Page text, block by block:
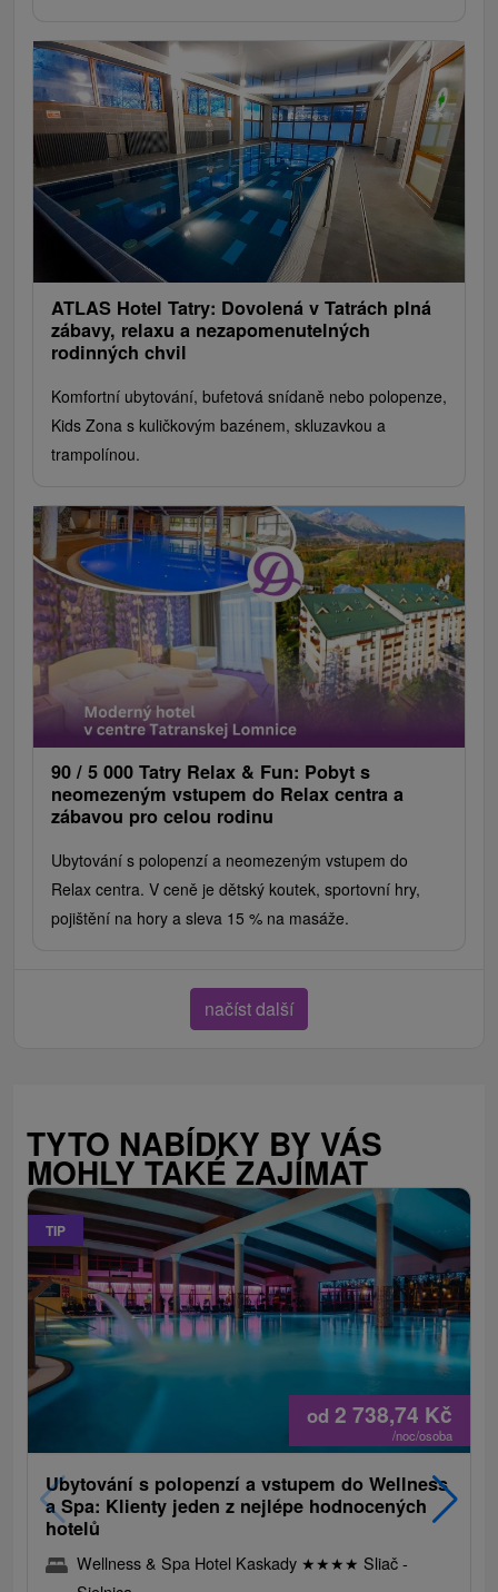
ATLAS Hotel Tatry: Dovolená v Tatrách plná
zábavy, relaxu a nezapomenutelných
rodinných chvil
Komfortní ubytování, bufetová snídaně nebo polopenze,
Kids Zona s kuličkovým bazénem, ​​skluzavkou a
trampolínou.
90 / 5 000 Tatry Relax & Fun: Pobyt s
neomezeným vstupem do Relax centra a
zábavou pro celou rodinu
Ubytování s polopenzí a neomezeným vstupem do
Relax centra. V ceně je dětský koutek, sportovní hry,
pojištění na hory a sleva 15 % na masáže.
načíst další
TYTO NABÍDKY BY VÁS
MOHLY TAKÉ ZAJÍMAT
TIP
od 2 738,74 Kč
/noc/osoba
Ubytování s polopenzí a vstupem do Wellness
a Spa: Klienty jeden z nejlépe hodnocených
hotelů
Wellness & Spa Hotel Kaskady ★★★★ Sliač -